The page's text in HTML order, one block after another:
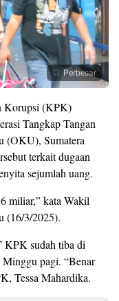
Perbesar
Korupsi (KPK)
Tangkap Tangan
(OKU), Sumatera
terkait dugaan
sejumlah uang.
miliar,” kata Wakil
(16/3/2025).
KPK sudah tiba di
pagi. “Benar
Tessa Mahardika.